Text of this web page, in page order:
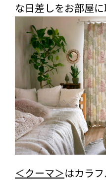
な日差しをお部屋に
＜クーマ＞はカラ